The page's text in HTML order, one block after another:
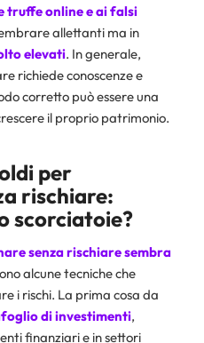
truffe online e ai falsi
allettanti ma in
elevati. In generale,
richiede conoscenze e
corretto può essere una
il proprio patrimonio.
per
rischiare:
scorciatoie?
senza rischiare sembra
alcune tecniche che
i rischi. La prima cosa da
di investimenti,
finanziari e in settori